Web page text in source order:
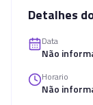
Detalhes
Data
Não
Horario
Não